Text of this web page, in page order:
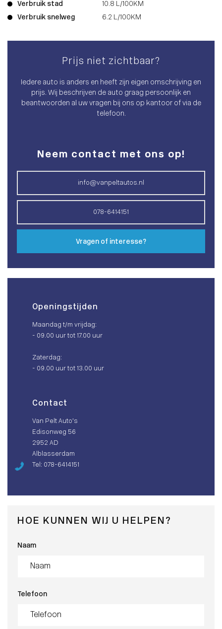
Verbruik stad
10.8 L/100KM
Verbruik snelweg
6.2 L/100KM
Prijs niet zichtbaar?
Iedere auto is anders en heeft zijn eigen omschrijving en
prijs. Wij beschrijven de auto graag persoonlijk en
beantwoorden al uw vragen bij ons op kantoor of via de
telefoon.
Neem contact met ons op!
info@vanpeltautos.nl
078-6414151
Vragen of interesse?
Openingstijden
Maandag t/m vrijdag:
- 09.00 uur tot 17.00 uur
Zaterdag:
- 09.00 uur tot 13.00 uur
Contact
Van Pelt Auto’s
Edisonweg 56
2952 AD
Alblasserdam
Tel: 078-6414151
HOE KUNNEN WIJ U HELPEN?
Naam
Telefoon